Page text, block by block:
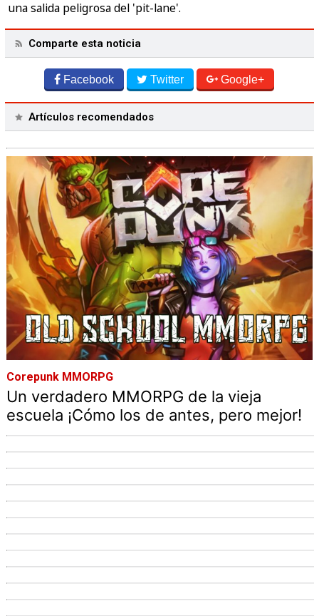
una salida peligrosa del 'pit-lane'.
Comparte esta noticia
Facebook Twitter Google+
Artículos recomendados
Corepunk MMORPG
Un verdadero MMORPG de la vieja
escuela ¡Cómo los de antes, pero mejor!